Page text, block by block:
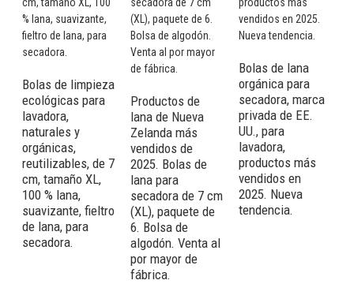
Bolas de limpieza
ecológicas para
lavadora,
naturales y
orgánicas,
reutilizables, de 7
cm, tamaño XL,
100 % lana,
suavizante, fieltro
de lana, para
secadora.
Productos de
lana de Nueva
Zelanda más
vendidos de
2025. Bolas de
lana para
secadora de 7 cm
(XL), paquete de
6. Bolsa de
algodón. Venta al
por mayor de
fábrica.
Bolas de lana
orgánica para
secadora, marca
privada de EE.
UU., para
lavadora,
productos más
vendidos en
2025. Nueva
tendencia.